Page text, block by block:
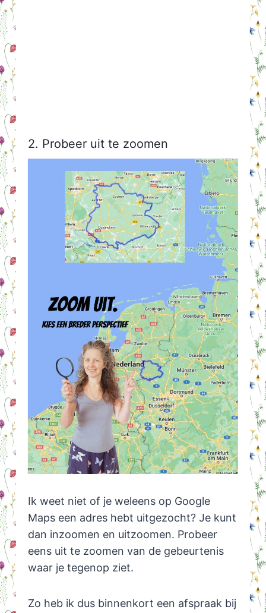
2. Probeer uit te zoomen
Ik weet niet of je weleens op Google
Maps een adres hebt uitgezocht? Je kunt
dan inzoomen en uitzoomen. Probeer
eens uit te zoomen van de gebeurtenis
waar je tegenop ziet.
Zo heb ik dus binnenkort een afspraak bij